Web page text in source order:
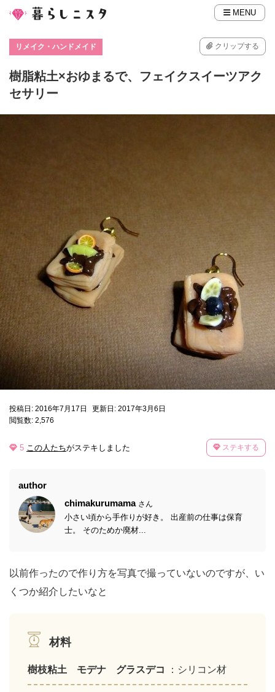
MENU
リメイク・ハンドメイド クリップする
樹脂粘土×おゆまるで、フェイクスイーツアク
セサリー
投稿日: 2016年7月17日
更新日: 2017年3月6日
閲覧数: 2,576
5 この人たちがステキしました ステキする
author
chimakurumama さん
小さい頃から手作りが好き。 出産前の仕事は保育
士。 そのためか廃材...
以前作ったので作り方を写真で撮っていないのですが、い
くつか紹介したいなと
材料
樹枝粘土 モデナ グラスデコ ：シリコン材